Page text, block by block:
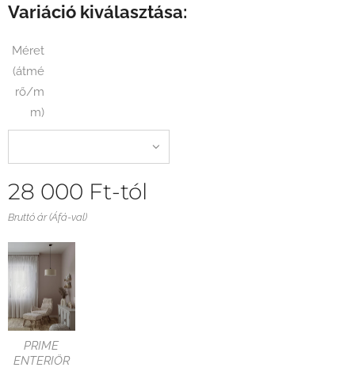
Variáció kiválasztása:
Méret
(átmé
rő/m
m)
28 000 Ft-tól
Bruttó ár (Áfá-val)
PRIME
ENTERIÖR